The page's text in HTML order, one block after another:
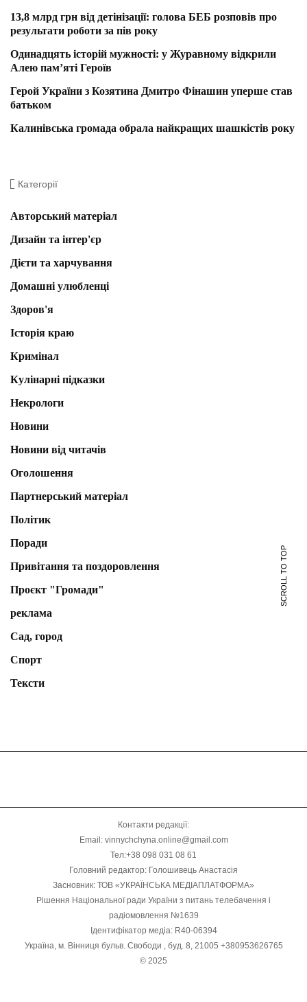
13,8 млрд грн від детінізації: голова БЕБ розповів про
результати роботи за пів року
Одинадцять історій мужності: у Журавному відкрили
Алею пам’яті Героїв
Герой України з Козятина Дмитро Фінашин уперше став
батьком
Калинівська громада обрала найкращих шашкістів року
Категорії
Авторський матеріал
Дизайн та інтер'єр
Дієти та харчування
Домашні улюбленці
Здоров'я
Історія краю
Кримінал
Кулінарні підказки
Некрологи
Новини
Новини від читачів
Оголошення
Партнерський матеріал
Політик
Поради
Привітання та поздоровлення
Проєкт "Громади"
реклама
Сад, город
Спорт
Тексти
SCROLL TO TOP
Контакти редакції:
Email: vinnychchyna.online@gmail.com
Тел:+38 098 031 08 61
Головний редактор: Голошивець Анастасія
Засновник: ТОВ «УКРАЇНСЬКА МЕДІАПЛАТФОРМА»
Рішення Національної ради України з питань телебачення і
радіомовлення №1639
Ідентифікатор медіа: R40-06394
Україна, м. Вінниця бульв. Свободи , буд. 8, 21005 +380953626765
© 2025